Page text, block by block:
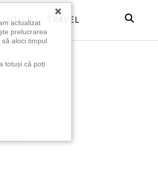
UTILE TRAVEL
×
actualizat
prelucrarea
aloci timpul
totuși că poți